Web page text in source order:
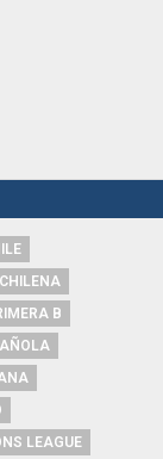
B
LEAGUE